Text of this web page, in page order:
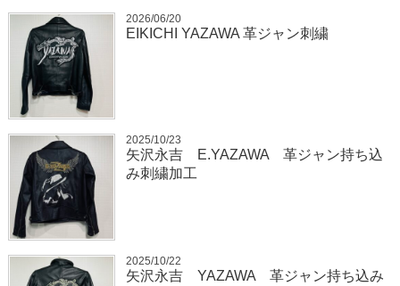
2026/06/20
EIKICHI YAZAWA 革ジャン刺繍
2025/10/23
矢沢永吉 E.YAZAWA 革ジャン持ち込
み刺繍加工
2025/10/22
矢沢永吉 YAZAWA 革ジャン持ち込み